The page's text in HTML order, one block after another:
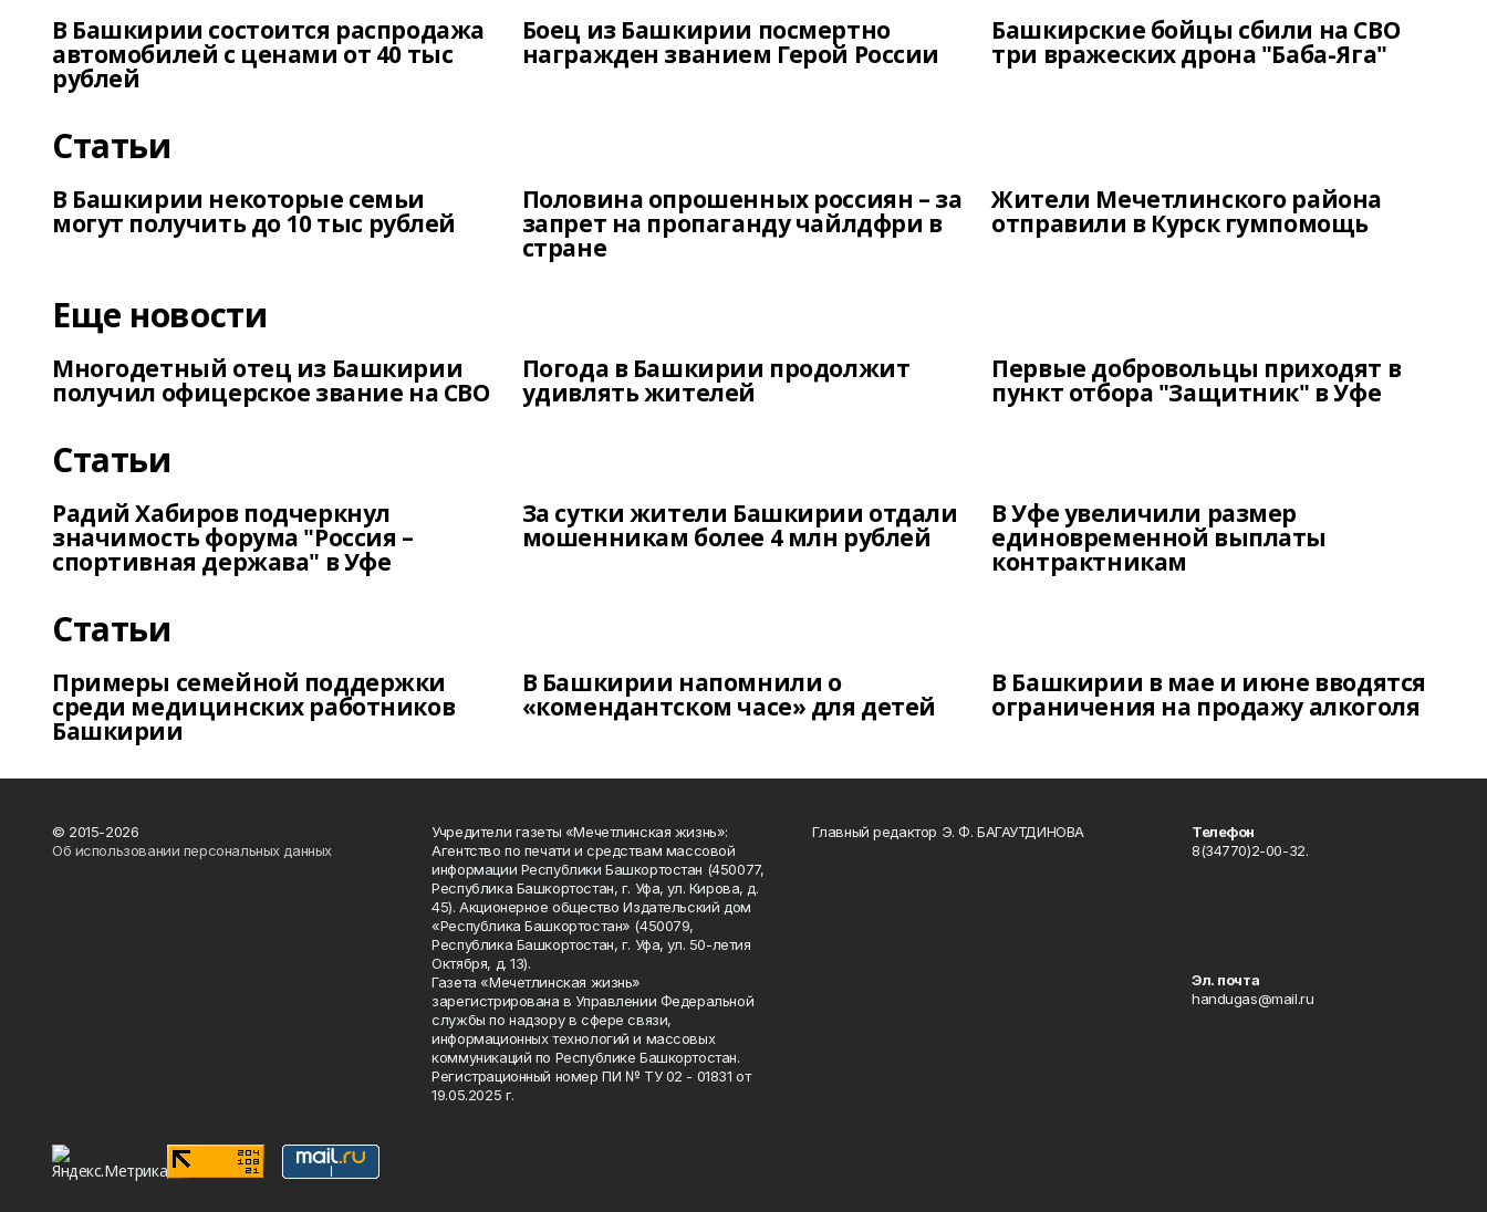
В Башкирии состоится распродажа
автомобилей с ценами от 40 тыс
рублей
Боец из Башкирии посмертно
награжден званием Герой России
Башкирские бойцы сбили на СВО
три вражеских дрона "Баба-Яга"
Статьи
В Башкирии некоторые семьи
могут получить до 10 тыс рублей
Половина опрошенных россиян – за
запрет на пропаганду чайлдфри в
стране
Жители Мечетлинского района
отправили в Курск гумпомощь
Еще новости
Многодетный отец из Башкирии
получил офицерское звание на СВО
Погода в Башкирии продолжит
удивлять жителей
Первые добровольцы приходят в
пункт отбора "Защитник" в Уфе
Статьи
Радий Хабиров подчеркнул
значимость форума "Россия –
спортивная держава" в Уфе
За сутки жители Башкирии отдали
мошенникам более 4 млн рублей
В Уфе увеличили размер
единовременной выплаты
контрактникам
Статьи
Примеры семейной поддержки
среди медицинских работников
Башкирии
В Башкирии напомнили о
«комендантском часе» для детей
В Башкирии в мае и июне вводятся
ограничения на продажу алкоголя
© 2015-2026
Об использовании персональных данных
Учредители газеты «Мечетлинская жизнь»:
Агентство по печати и средствам массовой
информации Республики Башкортостан (450077,
Республика Башкортостан, г. Уфа, ул. Кирова, д.
45). Акционерное общество Издательский дом
«Республика Башкортостан» (450079,
Республика Башкортостан, г. Уфа, ул. 50-летия
Октября, д. 13).
Газета «Мечетлинская жизнь»
зарегистрирована в Управлении Федеральной
службы по надзору в сфере связи,
информационных технологий и массовых
коммуникаций по Республике Башкортостан.
Регистрационный номер ПИ № ТУ 02 - 01831 от
19.05.2025 г.
Главный редактор Э. Ф. БАГАУТДИНОВА
Телефон
8(34770)2-00-32.
Эл. почта
handugas@mail.ru